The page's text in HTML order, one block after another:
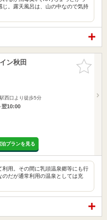
じ。露天風呂は、山の中なので気持
お気に入
りに追加
ン秋田
西口より徒歩5分
翌10:00
プランを見る
用。その間に乳頭温泉郷等にも行
のだが通常利用の温泉としては充